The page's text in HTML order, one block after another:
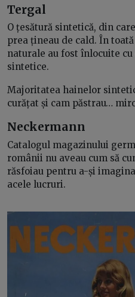
Tergal
O țesătură sintetică, din
prea țineau de cald. În
naturale au fost înlocuite
sintetice.
Majoritatea hainelor
curățat și cam păstrau…
Neckermann
Catalogul magazinului
românii nu aveau cum să
răsfoiau pentru a-și
acele lucruri.